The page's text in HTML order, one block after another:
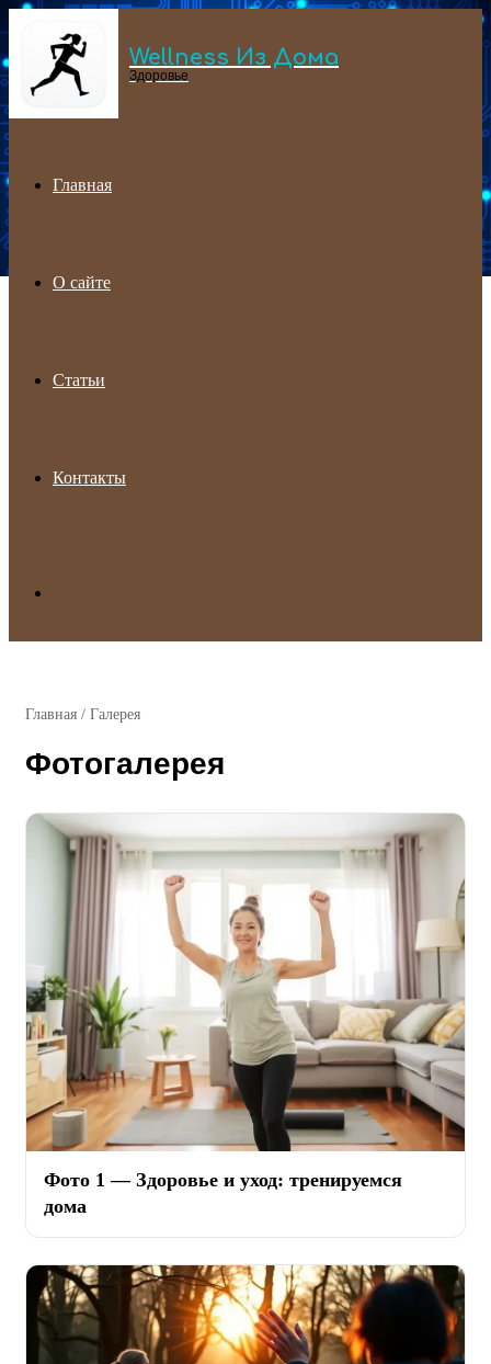
Menu Wellness Из Дома
Здоровье
Главная
О сайте
Статьи
Контакты
Главная / Галерея
Фотогалерея
Фото 1 — Здоровье и уход: тренируемся
дома